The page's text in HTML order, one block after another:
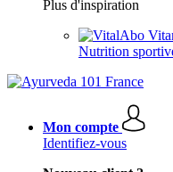
Plus d'inspiration
Nutrition
Mon compte
Identifiez-vous